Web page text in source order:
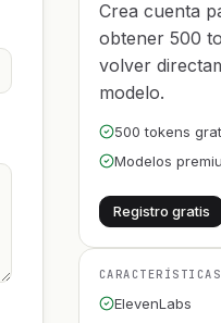
Crea cuenta
obtener 500
volver
modelo.
500 tokens
Modelos
Registro gratis
CARACTERÍSTICAS
ElevenLabs